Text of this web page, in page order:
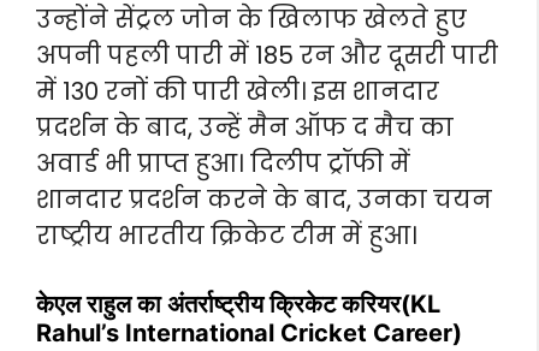
उन्होंने सेंट्रल जोन के खिलाफ खेलते हुए
अपनी पहली पारी में 185 रन और दूसरी पारी
में 130 रनों की पारी खेली। इस शानदार
प्रदर्शन के बाद, उन्हें मैन ऑफ द मैच का
अवार्ड भी प्राप्त हुआ। दिलीप ट्रॉफी में
शानदार प्रदर्शन करने के बाद, उनका चयन
राष्ट्रीय भारतीय क्रिकेट टीम में हुआ।
केएल राहुल का अंतर्राष्ट्रीय क्रिकेट करियर(KL
Rahul’s International Cricket Career)